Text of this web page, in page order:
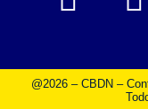
@2026 – CBDN –